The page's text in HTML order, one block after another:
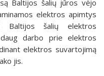
Baltijos šalių jūros vėjo
elektros apimtys
šalių elektros
darbo prie elektros
elektros suvartojimą
jis.